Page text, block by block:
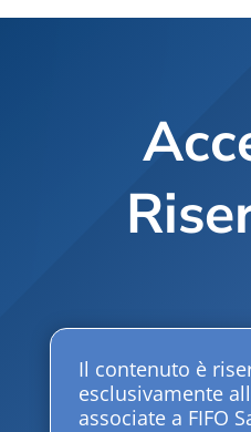
Il contenuto è
esclusivamente
associate a FIFO